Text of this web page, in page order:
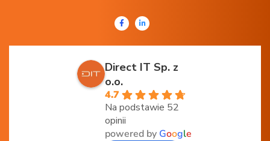
Direct IT Sp. z
o.o.
4.7
Na podstawie 52
opinii
powered by Google